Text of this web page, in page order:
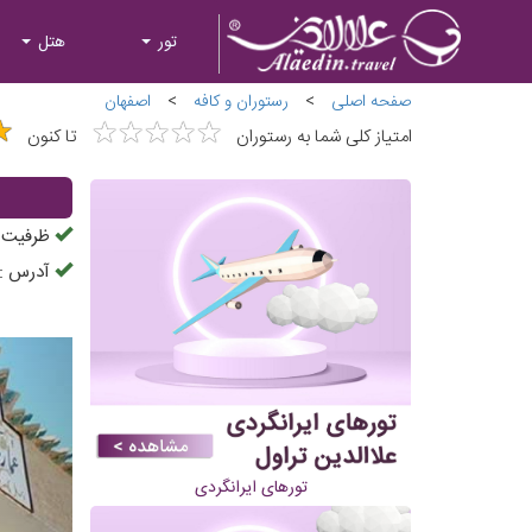
تور هتل
صفحه اصلی > رستوران و کافه > اصفهان
امتیاز کلی شما به رستوران ★★★★★
★★★★★ تا کنون
تورهای ایرانگردی
ظرفیت
آدرس :